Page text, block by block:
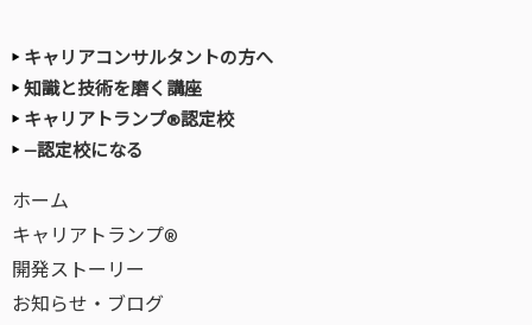
キャリアコンサルタントの方へ
知識と技術を磨く講座
キャリアトランプ®認定校
—認定校になる
ホーム
キャリアトランプ®
開発ストーリー
お知らせ・ブログ